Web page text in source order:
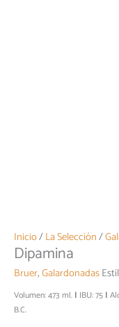
Inicio/La Selección/
Dipamina
Bruer,Galardonadas
Volumen: 473 ml. IBU: 75
B.C.